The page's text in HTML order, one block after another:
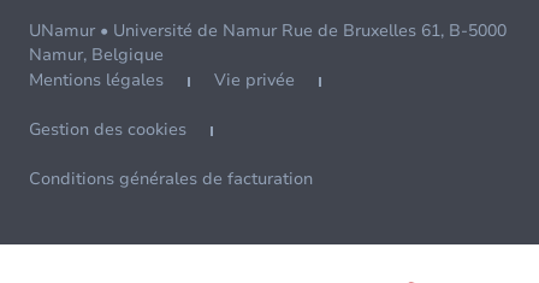
UNamur • Université de Namur Rue de Bruxelles 61, B-5000
Namur, Belgique
Mentions légales
Vie privée
Gestion des cookies
Conditions générales de facturation